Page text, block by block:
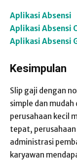
Aplikasi Absensi
Aplikasi Absensi
Aplikasi Absensi
Kesimpulan
Slip gaji dengan
simple dan
perusahaan kecil
tepat,
administrasi
karyawan